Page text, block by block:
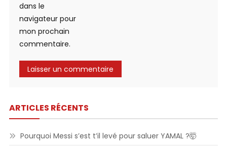
dans le
navigateur pour
mon prochain
commentaire.
ARTICLES RÉCENTS
Pourquoi Messi s’est t’il levé pour saluer YAMAL ?🤯